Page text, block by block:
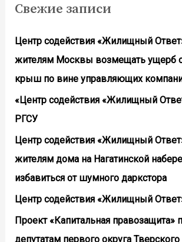
Свежие записи
Центр содействия «Жилищный
жителям Москвы возмещать ущерб
крыш по вине управляющих
«Центр содействия «Жилищный
РГСУ
Центр содействия «Жилищный
жителям дома на Нагатинской
избавиться от шумного даркстора
Центр содействия «Жилищный
Проект «Капитальная правозащита»
депутатам первого округа Тверского